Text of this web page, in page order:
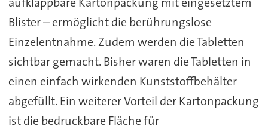
Blister – ermöglicht die berührungslose
Einzelentnahme. Zudem werden die Tabletten
sichtbar gemacht. Bisher waren die Tabletten in
einen einfach wirkenden Kunststoffbehälter
abgefüllt. Ein weiterer Vorteil der Kartonpackung
ist die bedruckbare Fläche für